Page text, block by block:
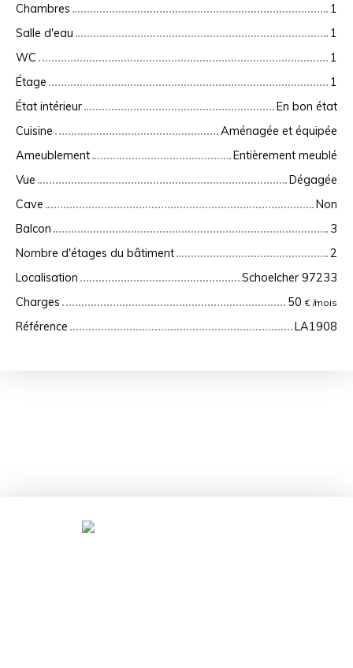
Chambres
1
Salle d'eau
1
WC
1
Étage
1
État intérieur
En bon état
Cuisine
Aménagée et équipée
Ameublement
Entièrement meublé
Vue
Dégagée
Cave
Non
Balcon
3
Nombre d'étages du bâtiment
2
Localisation
Schoelcher 97233
Charges
50€ /mois
Référence LA1908